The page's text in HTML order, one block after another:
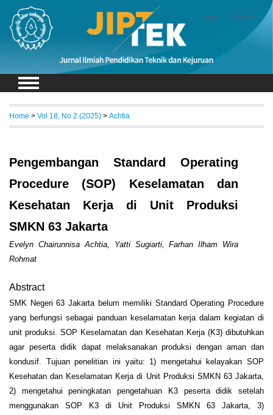
Login Register
Home > Vol 18, No 2 (2025) > Achtia
Pengembangan Standard Operating
Procedure (SOP) Keselamatan dan
Kesehatan Kerja di Unit Produksi
SMKN 63 Jakarta
Evelyn Chairunnisa Achtia, Yatti Sugiarti, Farhan Ilham Wira
Rohmat
Abstract
SMK Negeri 63 Jakarta belum memiliki Standard Operating Procedure
yang berfungsi sebagai panduan keselamatan kerja dalam kegiatan di
unit produksi. SOP Keselamatan dan Kesehatan Kerja (K3) dibutuhkan
agar peserta didik dapat melaksanakan produksi dengan aman dan
kondusif. Tujuan penelitian ini yaitu: 1) mengetahui kelayakan SOP
Kesehatan dan Keselamatan Kerja di Unit Produksi SMKN 63 Jakarta,
2) mengetahui peningkatan pengetahuan K3 peserta didik setelah
menggunakan SOP K3 di Unit Produksi SMKN 63 Jakarta, 3)